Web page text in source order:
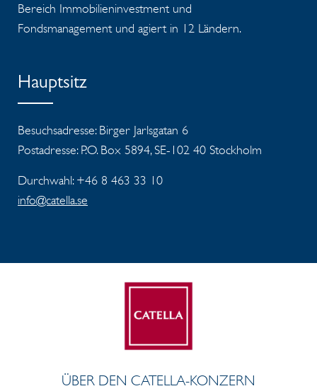
Bereich Immobilieninvestment und
Fondsmanagement und agiert in 12 Ländern.
Hauptsitz
Besuchsadresse: Birger Jarlsgatan 6
Postadresse: P.O. Box 5894, SE-102 40 Stockholm
Durchwahl: +46 8 463 33 10
info@catella.se
ÜBER DEN CATELLA-KONZERN